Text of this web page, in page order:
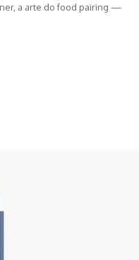
a arte do food pairing —